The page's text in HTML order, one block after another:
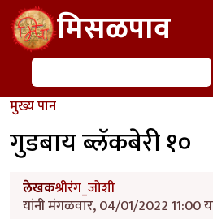
Skip to main contentमिसळपाव
शोध
मुख्य पान
गुडबाय ब्लॅकबेरी १०
लेखकश्रीरंग_जोशी
यांनी मंगळवार, 04/01/2022 11:00